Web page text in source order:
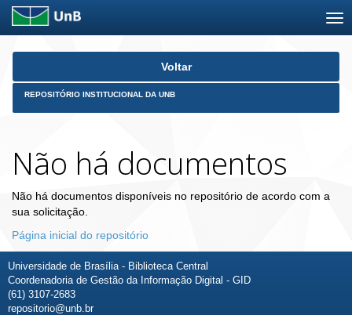
Skip
Voltar
REPOSITÓRIO INSTITUCIONAL DA UNB
Não há documentos
Não há documentos disponíveis no repositório de acordo com a
sua solicitação.
Página inicial do repositório
Universidade de Brasília - Biblioteca Central
Coordenadoria de Gestão da Informação Digital - GID
(61) 3107-2683
repositorio@unb.br